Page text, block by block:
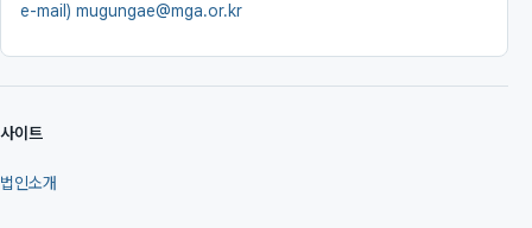
e-mail) mugungae@mga.or.kr
사이트
법인소개